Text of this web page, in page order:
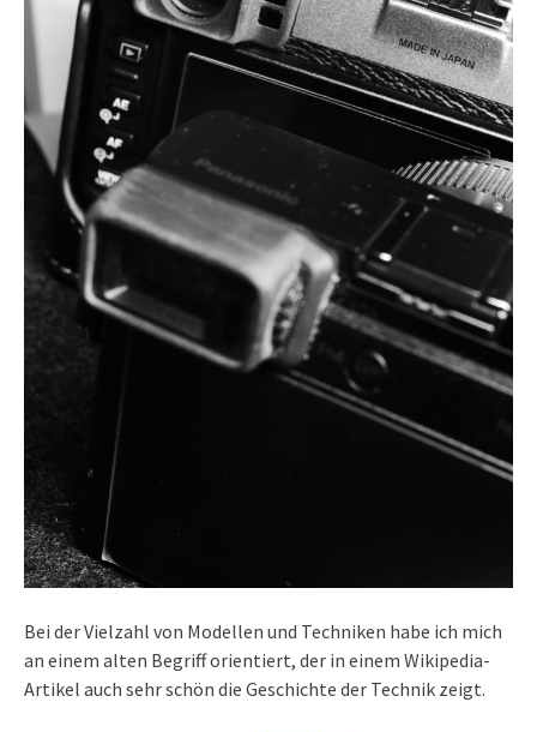
Bei der Vielzahl von Modellen und Techniken habe ich mich
an einem alten Begriff orientiert, der in einem Wikipedia-
Artikel auch sehr schön die Geschichte der Technik zeigt.